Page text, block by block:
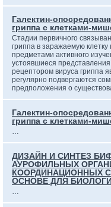
Галектин-
гриппа с клетками-
Стадии первичного
гриппа в заражаемую
предметами активного
устоявшиеся
рецептором вируса гриппа
регулярно подвергаются
предположения о
Галектин-
гриппа с клетками-
…
ДИЗАЙН И СИНТЕЗ
АУРОФИЛЬНЫХ
КООРДИНАЦИОННЫХ
ОСНОВЕ ДЛЯ
…